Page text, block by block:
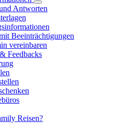
Antworten
Beeinträchtigungen
vereinbaren
Feedbacks
Reisen?